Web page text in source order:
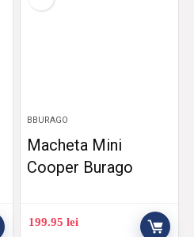
BBURAGO
Macheta Mini
Cooper Burago
199.95lei